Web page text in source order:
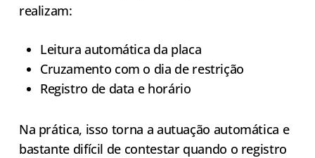
realizam:
Leitura automática da placa
Cruzamento com o dia de restrição
Registro de data e horário
Na prática, isso torna a autuação automática e
bastante difícil de contestar quando o registro